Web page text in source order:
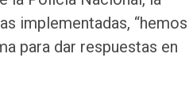
implementadas, “hemos
para dar respuestas en